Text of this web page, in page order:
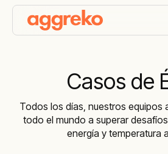
Casos de
Todos los días, nuestros equipos
todo el mundo a superar
energía y temperatura